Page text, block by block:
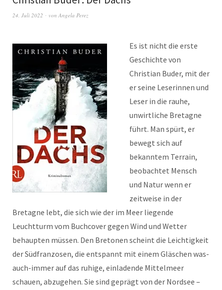
24. Juli 2022 von Angela Perez
Es ist nicht die erste
Geschichte von
Christian Buder, mit der
er seine Leserinnen und
Leser in die rauhe,
unwirtliche Bretagne
führt. Man spürt, er
bewegt sich auf
bekanntem Terrain,
beobachtet Mensch
und Natur wenn er
zeitweise in der
Bretagne lebt, die sich wie der im Meer liegende
Leuchtturm vom Buchcover gegen Wind und Wetter
behaupten müssen. Den Bretonen scheint die Leichtigkeit
der Südfranzosen, die entspannt mit einem Gläschen was-
auch-immer auf das ruhige, einladende Mittelmeer
schauen, abzugehen. Sie sind geprägt von der Nordsee –